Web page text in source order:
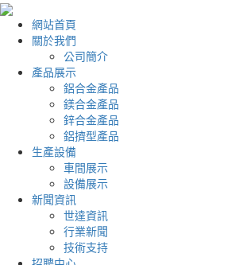
網站首頁
關於我們
公司簡介
產品展示
鋁合金產品
鎂合金產品
鋅合金產品
鋁擠型產品
生產設備
車間展示
設備展示
新聞資訊
世達資訊
行業新聞
技術支持